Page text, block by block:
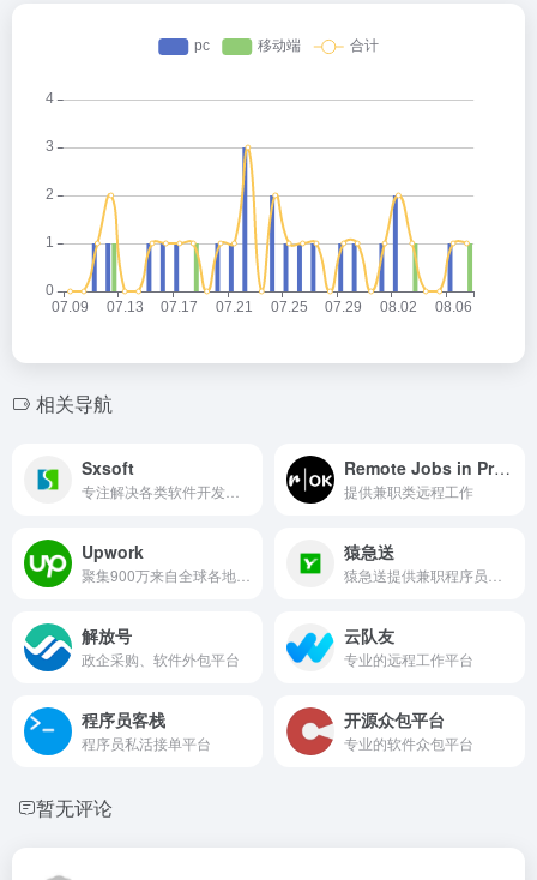
相关导航
Sxsoft Remote Jobs in Programming
提供兼职类远程工作
Upwork 猿急送
解放号
政企采购、软件外包平台
云队友
专业的远程工作平台
程序员客栈
程序员私活接单平台
开源众包平台
专业的软件众包平台
暂无评论